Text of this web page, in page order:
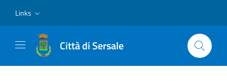
Links
Città di Sersale